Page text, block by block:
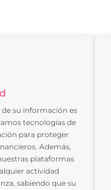
de su información es
tecnologías de
para proteger
Además,
plataformas
actividad
sabiendo que su